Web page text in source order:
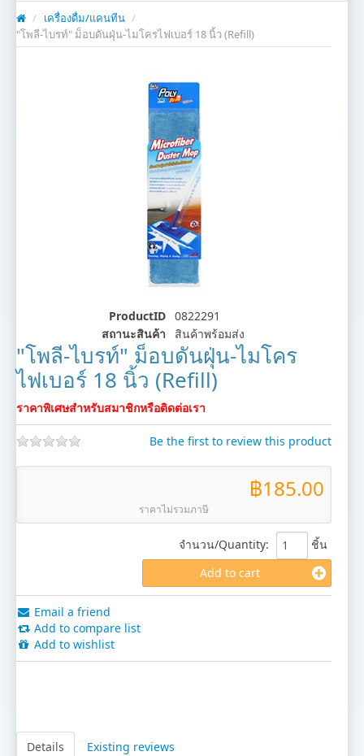
/ เครื่องดื่ม/แคนทีน /
"โพลี-ไบรท์" ม็อบดันฝุ่น-ไมโครไฟเบอร์ 18 นิ้ว (Refill)
ProductID 0822291
สถานะสินค้า
สินค้าพร้อมส่ง
"โพลี-ไบรท์" ม็อบดันฝุ่น-ไมโคร
ไฟเบอร์ 18 นิ้ว (Refill)
ราคาพิเศษสำหรับสมาชิกหรือติดต่อเรา
Be the first to review this product
฿185.00
ราคาไม่รวมภาษี
จำนวน/Quantity:
ชิ้น
Add to cart
Email a friend
Add to compare list
Add to wishlist
Details Existing reviews